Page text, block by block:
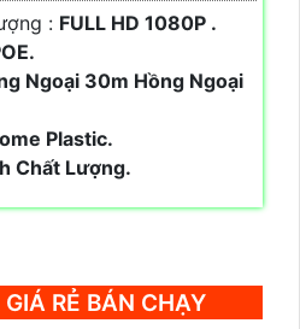
: FULL HD 1080P .
Ngoại 30m Hồng Ngoại
Plastic.
Chất Lượng.
RẺ BÁN CHẠY